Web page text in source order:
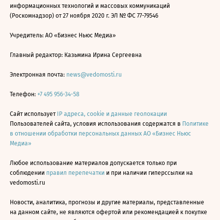
информационных технологий и массовых коммуникаций
(Роскомнадзор) от 27 ноября 2020 г. ЭЛ № ФС 77-79546
Учредитель: АО «Бизнес Ньюс Медиа»
Главный редактор: Казьмина Ирина Сергеевна
Электронная почта: news@vedomosti.ru
Телефон: +7 495 956-34-58
Сайт использует IP адреса, cookie и данные геолокации
Пользователей сайта, условия использования содержатся в Политике
в отношении обработки персональных данных АО «Бизнес Ньюс
Медиа»
Любое использование материалов допускается только при
соблюдении правил перепечатки и при наличии гиперссылки на
vedomosti.ru
Новости, аналитика, прогнозы и другие материалы, представленные
на данном сайте, не являются офертой или рекомендацией к покупке